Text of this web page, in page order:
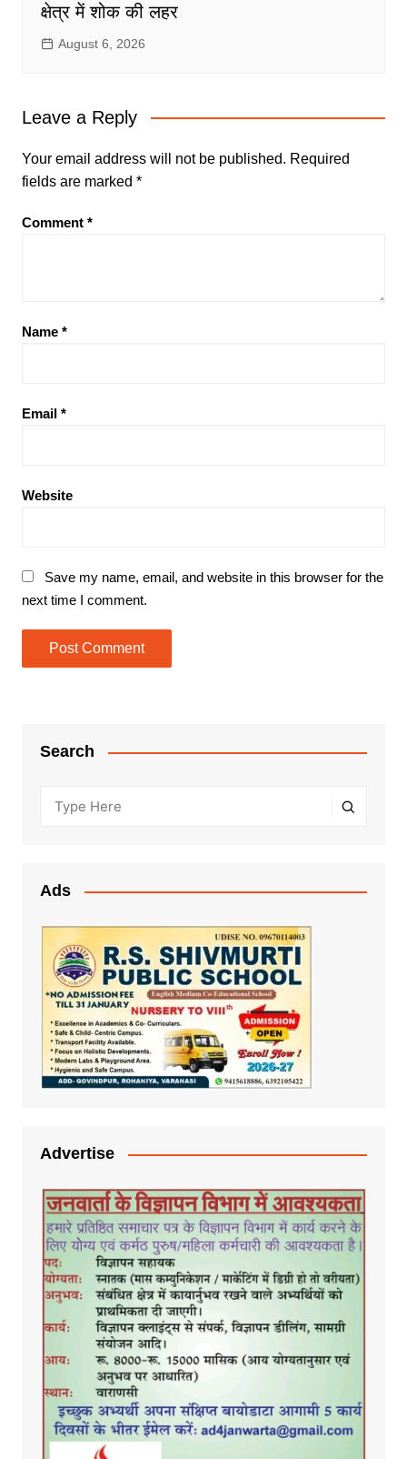
क्षेत्र में शोक की लहर
August 6, 2026
Leave a Reply
Your email address will not be published. Required
fields are marked *
Comment *
Name *
Email *
Website
Save my name, email, and website in this browser for the
next time I comment.
Search
Ads
Advertise